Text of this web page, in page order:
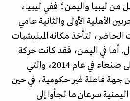
من ليبيا واليمن؛ ففي ليبيا،
الأهلية الأولى والثانية عامي
الوقت الحاضر، لتأخذ مكانه الميليشيات
أما في اليمن، فقد كانت حركة
الحوثيين التي استولت على صنعاء في عام 2014، والتي
جهة فاعلة غير حكومية، في حين
سرعان ما لجأوا إلى